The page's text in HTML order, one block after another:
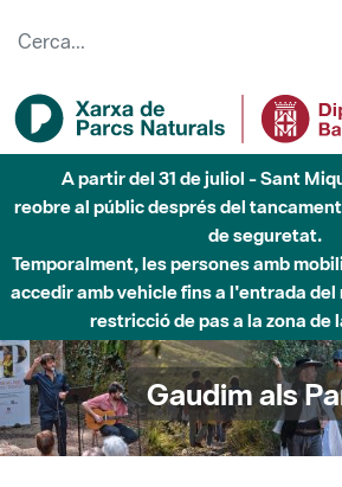
Fins al desembre de 2026 -
Afectacions a la llera del Parc
obres de construcció d'una
Gaudim als
Agenda
Detall agenda